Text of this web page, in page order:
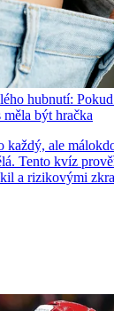
hubnutí:
být hračka
každý, ale
Tento kvíz
a rizikovými